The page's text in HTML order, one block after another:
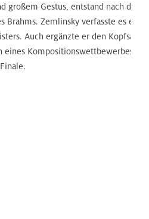
großem Gestus, entstand nach dem
Brahms. Zemlinsky verfasste es ein
Auch ergänzte er den Kopfsatz
eines Kompositionswettbewerbes